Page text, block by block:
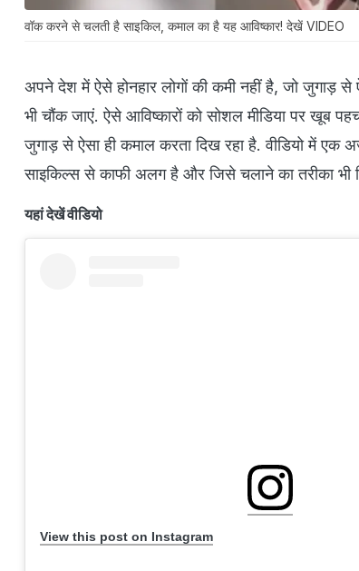
वॉक करने से चलती है साइकिल, कमाल का है यह आविष्कार! देखें VIDEO
अपने देश में ऐसे होनहार लोगों की कमी नहीं है, जो जुगाड़ से
भी चौंक जाएं. ऐसे आविष्कारों को सोशल मीडिया पर खूब
जुगाड़ से ऐसा ही कमाल करता दिख रहा है. वीडियो में एक
साइकिल्स से काफी अलग है और जिसे चलाने का तरीका भी
यहां देखें वीडियो
View this post on Instagram